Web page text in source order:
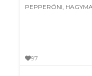
PEPPERÓNI,
97